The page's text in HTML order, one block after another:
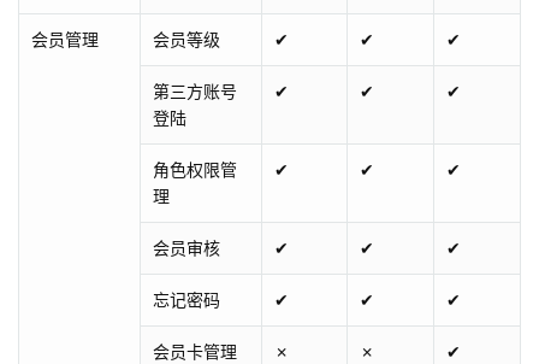
会员管理 会员等级 ✔ ✔ ✔
第三方账号
登陆
✔ ✔ ✔
角色权限管
理
✔ ✔ ✔
会员审核 ✔ ✔ ✔
忘记密码 ✔ ✔ ✔
会员卡管理 ✗ ✗ ✔